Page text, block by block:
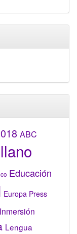
ABC
Educación
Europa Press
Inmersión
Lengua